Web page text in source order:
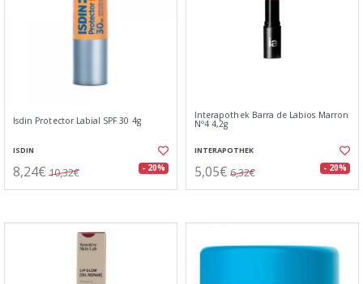
Isdin Protector Labial SPF 30 4g
ISDIN
8,24€ 10,32€ - 20%
Interapothek Barra de Labios Marron
Nº4 4,2g
INTERAPOTHEK
5,05€ 6,32€ - 20%